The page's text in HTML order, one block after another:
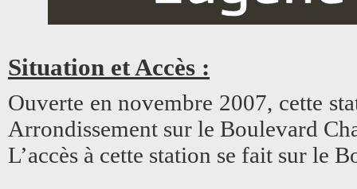
Situation et Accès :
Ouverte en novembre 2007, cette
Arrondissement sur le Boulevard
L’accès à cette station se fait sur le